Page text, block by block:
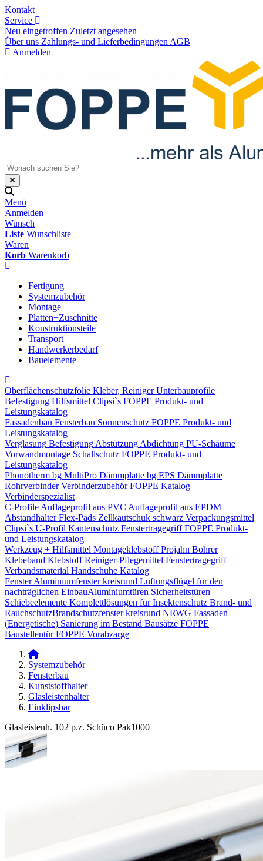
Kontakt
Service
Neu eingetroffen Zuletzt angesehen
Über uns Zahlungs- und Lieferbedingungen AGB
Anmelden
Menü
Anmelden
Wunsch
Liste Wunschliste
Waren
Korb Warenkorb
Fertigung
Systemzubehör
Montage
Platten+Zuschnitte
Konstruktionsteile
Transport
Handwerkerbedarf
Bauelemente
Oberflächenschutzfolie Kleber, Reiniger Unterbauprofile
Befestigung Hilfsmittel Clipsi`s FOPPE Produkt- und
Leistungskatalog
Fassadenbau Fensterbau Sonnenschutz FOPPE Produkt- und
Leistungskatalog
Verglasung Befestigung Abstützung Abdichtung PU-Schäume
Vorwandmontage Schallschutz FOPPE Produkt- und
Leistungskatalog
Phonotherm bg MultiPro Dämmplatte bg EPS Dämmplatte
Rohrverbinder Verbinderzubehör FOPPE Katalog
Verbinderspezialist
C-Profile Auflageprofil aus PVC Auflageprofil aus EPDM
Abstandhalter Flex-Pads Zellkautschuk schwarz Verpackungsmittel
Clipsi`s U-Profil Kantenschutz Fenstertragegriff FOPPE Produkt-
und Leistungskatalog
Werkzeug + Hilfsmittel Montageklebstoff Projahn Bohrer
Klebeband Klebstoff Reiniger-Pflegemittel Fenstertragegriff
Verbandsmaterial Handschuhe Katalog
Fenster Aluminiumfenster kreisrund Lüftungsflügel für den
nachträglichen Einbau​Aluminiumtüren Sicherheitstüren
Schiebeelemente Komplettlösungen für Insektenschutz Brand- und
Rauchschutz​Brandschutzfenster kreisrund NRWG Fassaden
(Energetische) Sanierung im Bestand Bausätze FOPPE
Baustellentür FOPPE Vorabzarge
Systemzubehör
Fensterbau
Kunststoffhalter
Glasleistenhalter
Einklipsbar
Glasleistenh. 102 p.z. Schüco Pak1000